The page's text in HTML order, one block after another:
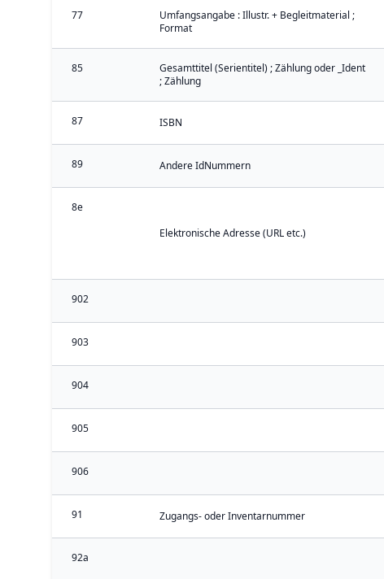
77
Umfangsangabe : Illustr. + Begleitmaterial ;
Format
85
Gesamttitel (Serientitel) ; Zählung oder _Ident
; Zählung
87 ISBN
89 Andere IdNummern
8e
Elektronische Adresse (URL etc.)
902
903
904
905
906
91 Zugangs- oder Inventarnummer
92a